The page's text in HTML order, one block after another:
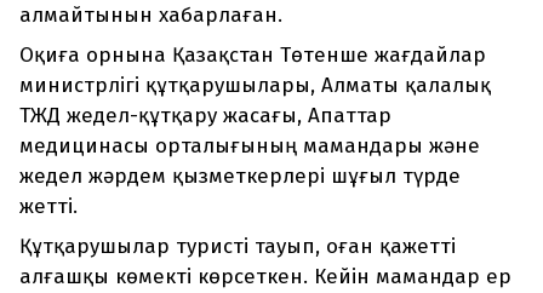
алмайтынын хабарлаған.
Оқиға орнына Қазақстан Төтенше жағдайлар
министрлігі құтқарушылары, Алматы қалалық
ТЖД жедел-құтқару жасағы, Апаттар
медицинасы орталығының мамандары және
жедел жәрдем қызметкерлері шұғыл түрде
жетті.
Құтқарушылар туристі тауып, оған қажетті
алғашқы көмекті көрсеткен. Кейін мамандар ер